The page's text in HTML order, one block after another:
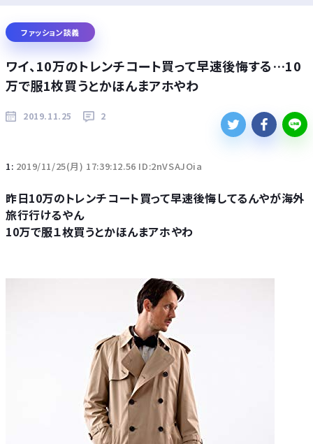
ファッション談義
ワイ、10万のトレンチコート買って早速後悔する…10
万で服1枚買うとかほんまアホやわ
2019.11.25 2
1: 2019/11/25(月) 17:39:12.56 ID:2nVSAJOia
昨日10万のトレンチコート買って早速後悔してるんやが海外
旅行行けるやん
10万で服１枚買うとかほんまアホやわ